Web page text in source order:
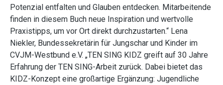
Potenzial entfalten und Glauben entdecken. Mitarbeitende
finden in diesem Buch neue Inspiration und wertvolle
Praxistipps, um vor Ort direkt durchzustarten.“ Lena
Niekler, Bundessekretärin für Jungschar und Kinder im
CVJM-Westbund e.V. „TEN SING KIDZ greift auf 30 Jahre
Erfahrung der TEN SING-Arbeit zurück. Dabei bietet das
KIDZ-Konzept eine großartige Ergänzung: Jugendliche